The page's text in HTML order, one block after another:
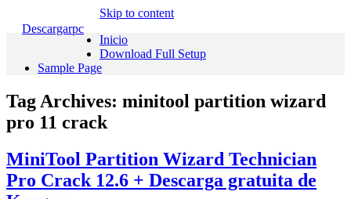
Descargarpc
Skip to content
Inicio
Download Full Setup
Sample Page
Tag Archives: minitool partition wizard
pro 11 crack
MiniTool Partition Wizard Technician
Pro Crack 12.6 + Descarga gratuita de